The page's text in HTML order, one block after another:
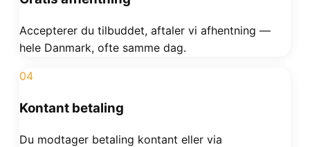
Accepterer du tilbuddet, aftaler vi afhentning —
hele Danmark, ofte samme dag.
04
Kontant betaling
Du modtager betaling kontant eller via